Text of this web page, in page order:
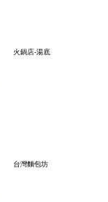
火鍋店-湯底
台灣麵包坊